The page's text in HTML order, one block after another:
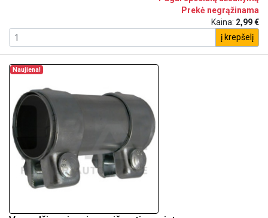
Prekė negrąžinama
Kaina: 2,99 €
į krepšelį
Naujiena!